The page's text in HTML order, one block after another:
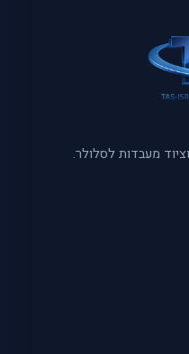
מעבדות לסלולר.